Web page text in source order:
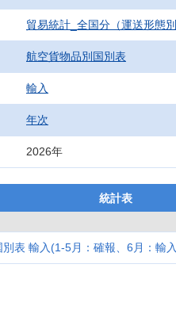
貿易統計_全国分（運送形態別
航空貨物品別国別表
輸入
年次
2026年
統計表
別表 輸入(1-5月：確報、6月：輸